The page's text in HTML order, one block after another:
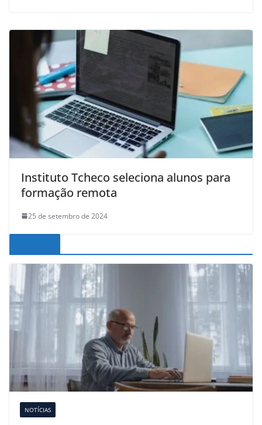
Instituto Tcheco seleciona alunos para
formação remota
25 de setembro de 2024
NOTÍCIAS